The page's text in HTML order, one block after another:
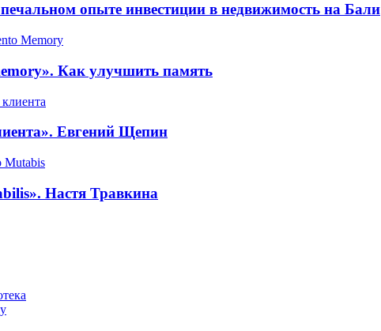
опыте инвестиции в недвижимость на Бали
Как улучшить память
Евгений Щепин
Настя Травкина